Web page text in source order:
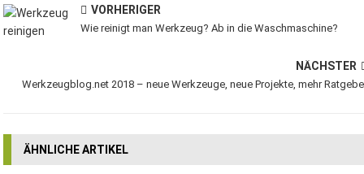
VORHERIGER
Wie reinigt man Werkzeug? Ab in die Waschmaschine?
NÄCHSTER
Werkzeugblog.net 2018 – neue Werkzeuge, neue Projekte, mehr
ÄHNLICHE ARTIKEL